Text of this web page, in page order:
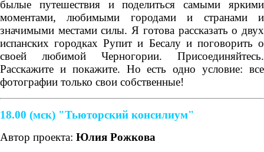
былые путешествия и поделиться самыми яркими
моментами, любимыми городами и странами и
значимыми местами силы. Я готова рассказать о двух
испанских городках Рупит и Бесалу и поговорить о
своей любимой Черногории. Присоединяйтесь.
Расскажите и покажите. Но есть одно условие: все
фотографии только свои собственные!
18.00 (мск) "Тьюторский консилиум"
Автор проекта: Юлия Рожкова